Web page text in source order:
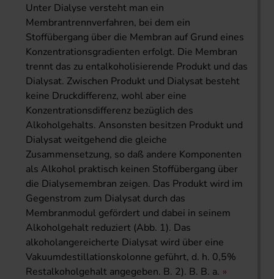
Unter Dialyse versteht man ein
Membrantrennverfahren, bei dem ein
Stoffübergang über die Membran auf Grund eines
Konzentrationsgradienten erfolgt. Die Membran
trennt das zu entalkoholisierende Produkt und das
Dialysat. Zwischen Produkt und Dialysat besteht
keine Druckdifferenz, wohl aber eine
Konzentrationsdifferenz bezüglich des
Alkoholgehalts. Ansonsten besitzen Produkt und
Dialysat weitgehend die gleiche
Zusammensetzung, so daß andere Komponenten
als Alkohol praktisch keinen Stoffübergang über
die Dialysemembran zeigen. Das Produkt wird im
Gegenstrom zum Dialysat durch das
Membranmodul gefördert und dabei in seinem
Alkoholgehalt reduziert (Abb. 1). Das
alkoholangereicherte Dialysat wird über eine
Vakuumdestillationskolonne geführt, d. h. 0,5%
Restalkoholgehalt angegeben. B. 2). B. B. a.